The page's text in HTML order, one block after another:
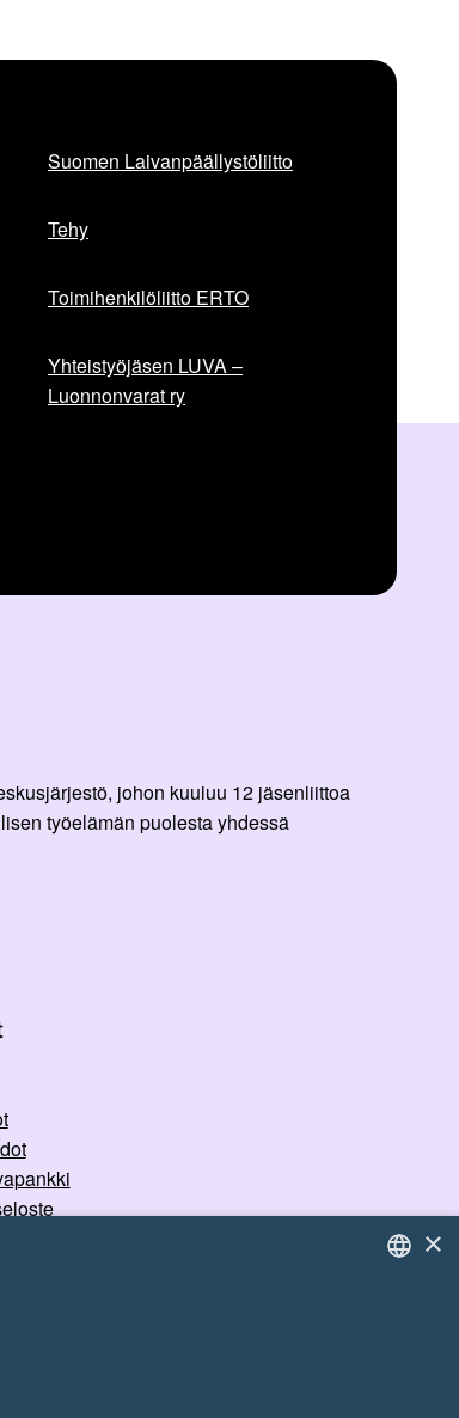
Suomen Laivanpäällystöliitto
Tehy
Toimihenkilöliitto ERTO
Yhteistyöjäsen LUVA –
Luonnonvarat ry
johon kuuluu 12 jäsenliittoa
työelämän puolesta yhdessä
×